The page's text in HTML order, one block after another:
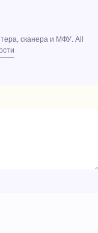
сканера и МФУ. All